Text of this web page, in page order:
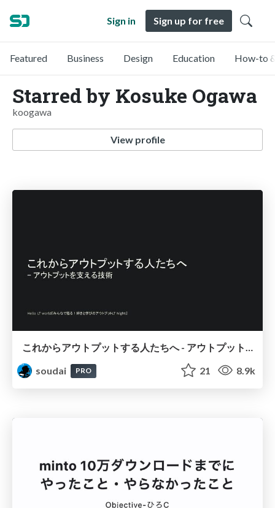
Sign in Sign up for free
Featured Business Design Education How-to
Starred by Kosuke Ogawa
koogawa
View profile
soudai
PRO 21 8.9k